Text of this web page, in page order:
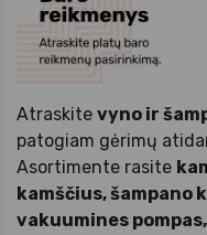
Atraskite vyno ir
patogiam gėrimų
Asortimente rasite
kamščius, šampano
vakuumines